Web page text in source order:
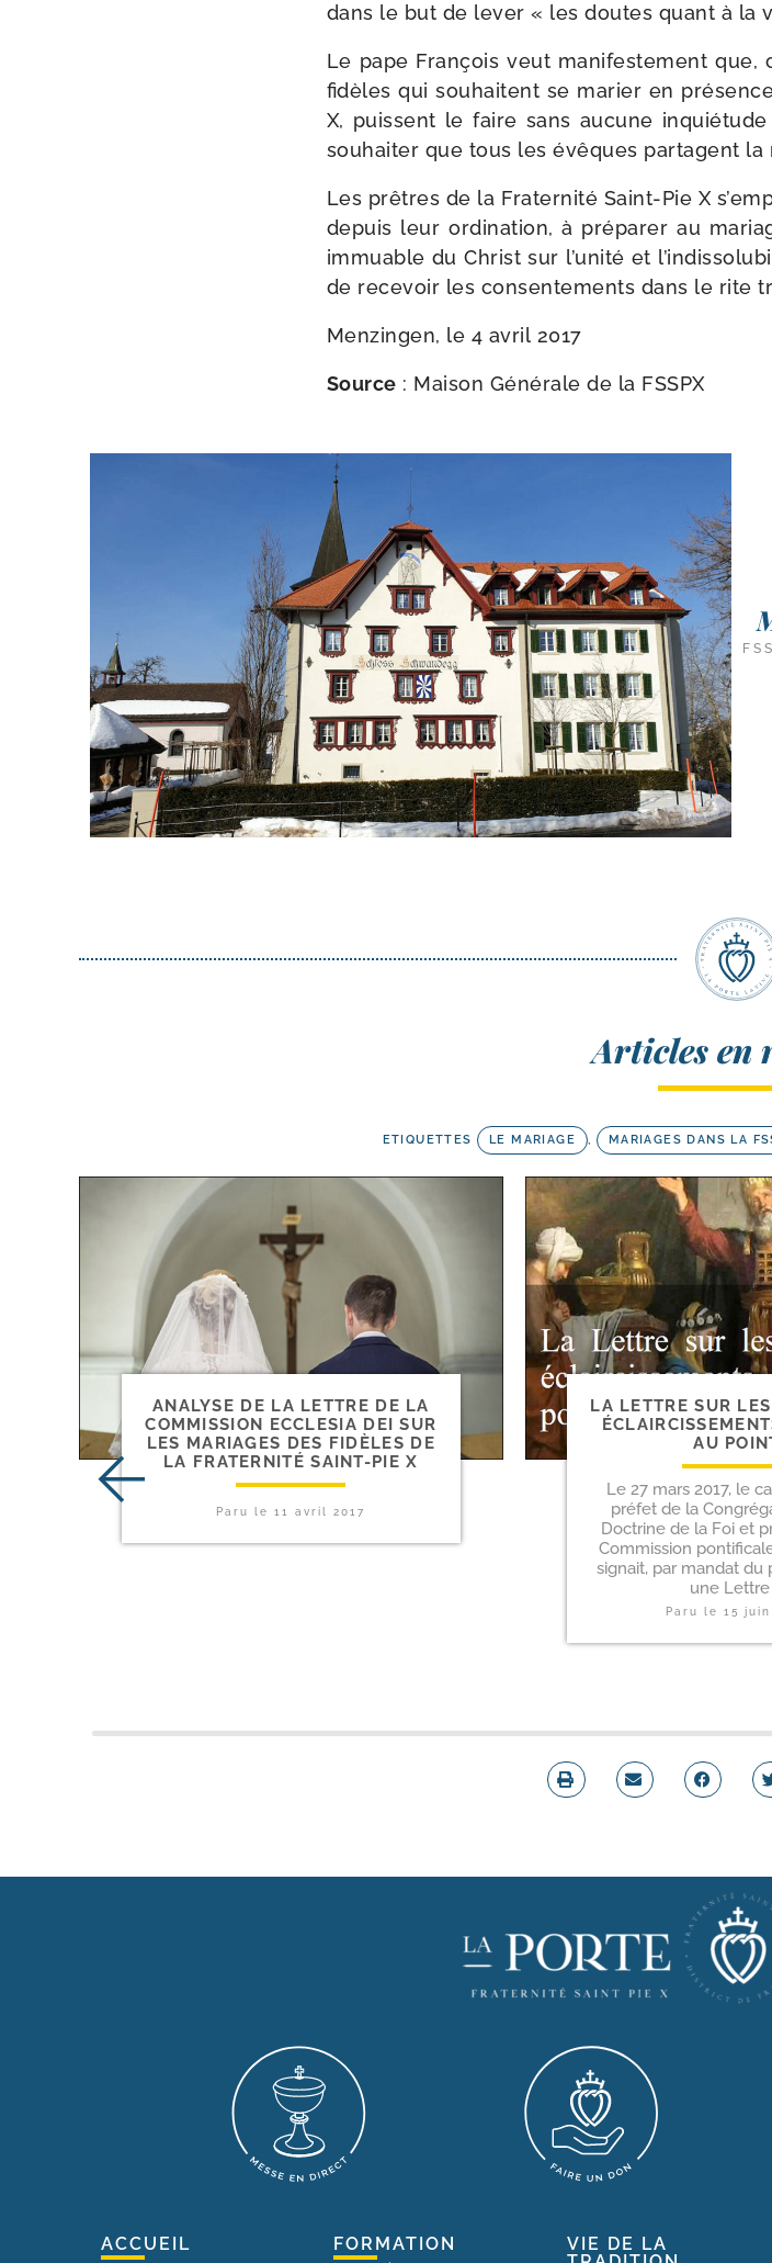
dans le but de lever « les doutes quant à la
Le pape François veut mani­fes­te­ment
fidèles qui sou­haitent se marier en
X, puissent le faire sans aucune
sou­hai­ter que tous les évêques par­tagent
Les prêtres de la Fraternité Saint-​Pie X
depuis leur ordi­na­tion, à pré­pa­rer au
immuable du Christ sur l’unité et
de rece­voir les consen­te­ments dans le rite
Menzingen, le 4 avril 2017
Source : Maison Générale de la FSSPX
Articles en
ETIQUETTES LE MARIAGE , MARIAGES DANS LA
ANALYSE DE LA LETTRE DE LA
COMMISSION ECCLESIA DEI SUR
LES MARIAGES DES FIDÈLES DE
LA FRATERNITÉ SAINT-​PIE X
Paru le11 avril 2017
LA LETTRE SUR
AU
Le 27 mars 2017, le
préfet de la
Doctrine de la Foi et
Commission
signait, par mandat du
une Lettre
Paru le 15 juin
ACCUEIL
FORMATION
VIE DE LA